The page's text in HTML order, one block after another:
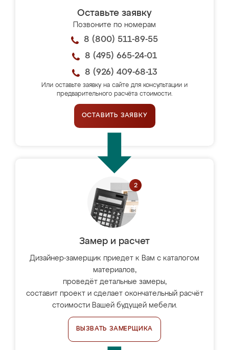
Оставьте заявку
Позвоните по номерам
8 (800) 511-89-55
8 (495) 665-24-01
8 (926) 409-68-13
Или оставьте заявку на сайте для консультации и
предварительного расчёта стоимости.
ОСТАВИТЬ ЗАЯВКУ
Замер и расчет
Дизайнер-замерщик приедет к Вам с каталогом
материалов,
проведёт детальные замеры,
составит проект и сделает окончательный расчёт
стоимости Вашей будущей мебели.
ВЫЗВАТЬ ЗАМЕРЩИКА